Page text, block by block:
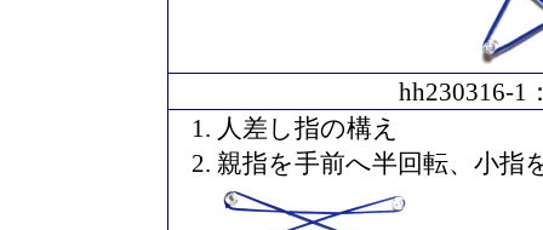
hh230316-1
人差し指の構え
親指を手前へ半回転、小指